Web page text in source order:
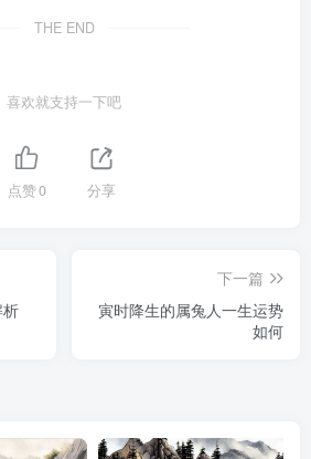
THE END
喜欢就支持一下吧
点赞0 分享
下一篇
寅时降生的属兔人一生运势
如何